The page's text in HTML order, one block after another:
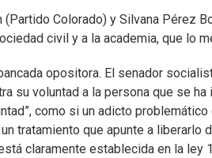
Colorado) y Silvana Pérez
civil y a la academia, que lo
opositora. El senador
su voluntad a la persona que se
como si un adicto
tratamiento que apunte a
claramente establecida en la